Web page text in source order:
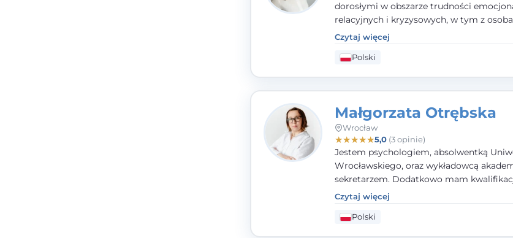
dorosłymi w obszarze trudności
relacyjnych i kryzysowych, w tym z
doświadczeniach przemocy. Ukończyłam
kliniczną oraz studia podyplomowe z
i seksuologii klinicznej na SWPS we
Czytaj więcej
Polski
Małgorzata Otrębska
Wrocław
★★★★★5,0(3 opinie)
Jestem psychologiem, absolwentką
Wrocławskiego, oraz wykładowcą
sekretarzem. Dodatkowo mam
specjalizując się w sprawach rodzinnych,
karnych.
Czytaj więcej
Polski